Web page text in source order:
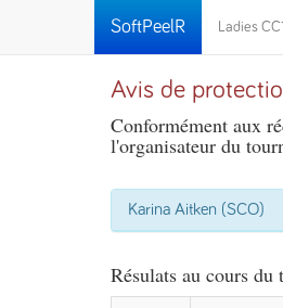
SoftPeelR Ladies
Avis de
Conformément aux
l'organisateur du
Karina Aitken (SCO)
Résulats au cours du